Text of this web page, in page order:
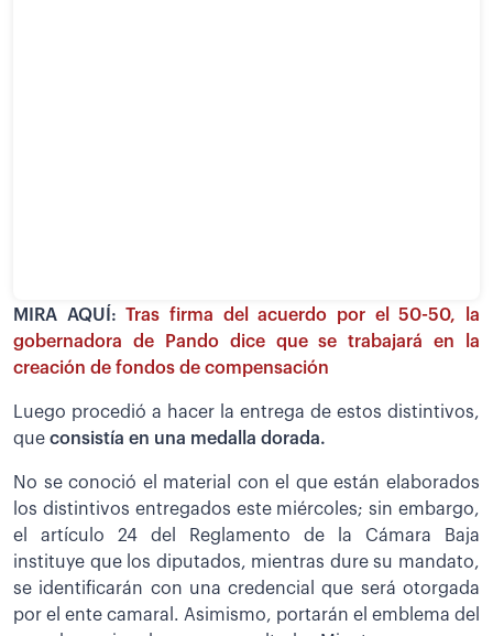
MIRA AQUÍ:Tras firma del acuerdo por el 50-50, la
gobernadora de Pando dice que se trabajará en la
creación de fondos de compensación
Luego procedió a hacer la entrega de estos distintivos,
que consistía en una medalla dorada.
No se conoció el material con el que están elaborados
los distintivos entregados este miércoles; sin embargo,
el artículo 24 del Reglamento de la Cámara Baja
instituye que los diputados, mientras dure su mandato,
se identificarán con una credencial que será otorgada
por el ente camaral. Asimismo, portarán el emblema del